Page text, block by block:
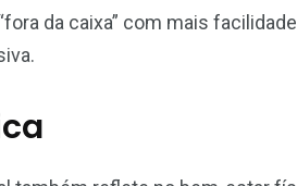
da caixa” com mais